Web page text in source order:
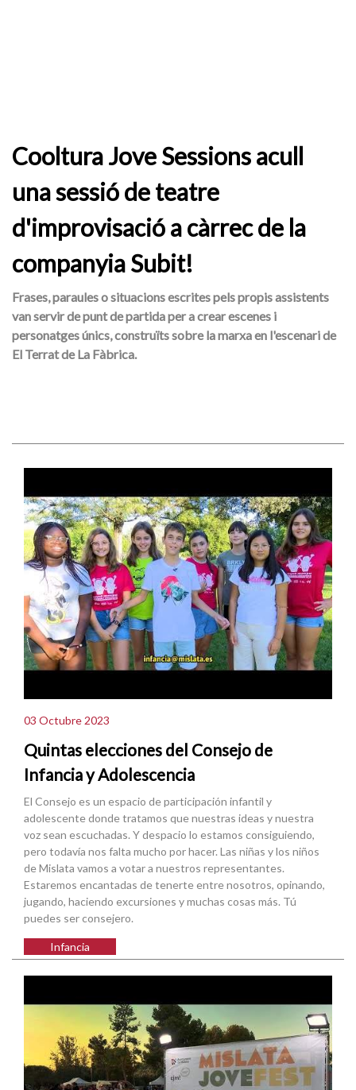
Cooltura Jove Sessions acull
una sessió de teatre
d'improvisació a càrrec de la
companyia Subit!
Frases, paraules o situacions escrites pels propis assistents
van servir de punt de partida per a crear escenes i
personatges únics, construïts sobre la marxa en l'escenari de
El Terrat de La Fàbrica.
03 Octubre 2023
Quintas elecciones del Consejo de
Infancia y Adolescencia
El Consejo es un espacio de participación infantil y
adolescente donde tratamos que nuestras ideas y nuestra
voz sean escuchadas. Y despacio lo estamos consiguiendo,
pero todavía nos falta mucho por hacer. Las niñas y los niños
de Mislata vamos a votar a nuestros representantes.
Estaremos encantadas de tenerte entre nosotros, opinando,
jugando, haciendo excursiones y muchas cosas más. Tú
puedes ser consejero.
Infancia